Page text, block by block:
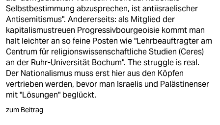
Selbstbestimmung abzusprechen, ist anti­israe­li­scher
Antisemitismus". Andererseits: als Mitglied der
kapitalismustreuen Progressivbourgeoisie kommt man
halt leichter an so feine Posten wie "Lehrbeauftragter am
Centrum für religionswissenschaftliche Studien (Ceres)
an der Ruhr-Universität Bochum". The struggle is real.
Der Nationalismus muss erst hier aus den Köpfen
vertrieben werden, bevor man Israelis und Palästinenser
mit "Lösungen" beglückt.
zum Beitrag